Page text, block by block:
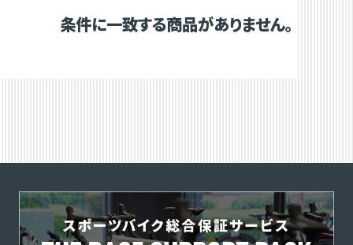
条件に一致する商品がありません。